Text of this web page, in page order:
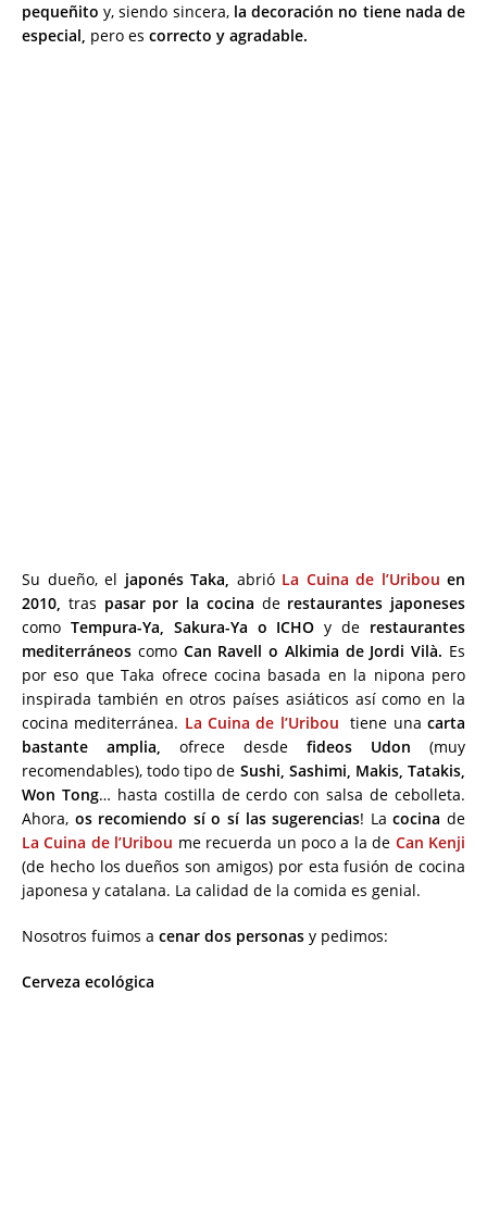
pequeñito y, siendo sincera, la decoración no tiene nada de
especial, pero es correcto y agradable.
Su dueño, el japonés Taka, abrió La Cuina de l’Uribou en
2010, tras pasar por la cocina derestaurantes japoneses
como Tempura-Ya, Sakura-Ya o ICHO y de restaurantes
mediterráneos como Can Ravell o Alkimia de Jordi Vilà. Es
por eso que Taka ofrece cocina basada en la nipona pero
inspirada también en otros países asiáticos así como en la
cocina mediterránea. La Cuina de l’Uribou tiene unacarta
bastante amplia, ofrece desde fideos Udon (muy
recomendables), todo tipo de Sushi, Sashimi, Makis, Tatakis,
Won Tong… hasta costilla de cerdo con salsa de cebolleta.
Ahora, os recomiendo sí o sí las sugerencias! La cocina de
La Cuina de l’Uribou me recuerda un poco a la de Can Kenji
(de hecho los dueños son amigos) por esta fusión de cocina
japonesa y catalana. La calidad de la comida es genial.
Nosotros fuimos a cenar dos personas y pedimos:
Cerveza ecológica